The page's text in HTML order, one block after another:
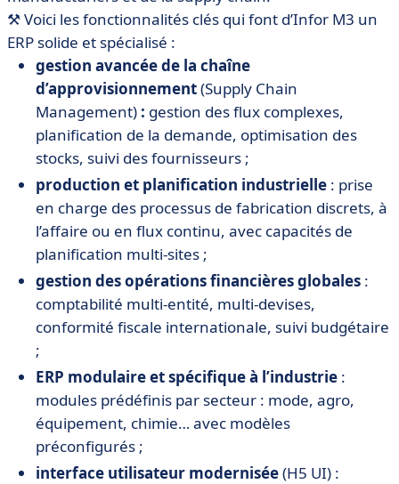
⚒️ Voici les fonctionnalités clés qui font d’Infor M3 un
ERP solide et spécialisé :
gestion avancée de la chaîne
d’approvisionnement(Supply Chain
Management) : gestion des flux complexes,
planification de la demande, optimisation des
stocks, suivi des fournisseurs ;
production et planification industrielle : prise
en charge des processus de fabrication discrets, à
l’affaire ou en flux continu, avec capacités de
planification multi-sites ;
gestion des opérations financières globales :
comptabilité multi-entité, multi-devises,
conformité fiscale internationale, suivi budgétaire
;
ERP modulaire et spécifique à l’industrie :
modules prédéfinis par secteur : mode, agro,
équipement, chimie… avec modèles
préconfigurés ;
interface utilisateur modernisée(H5 UI) :